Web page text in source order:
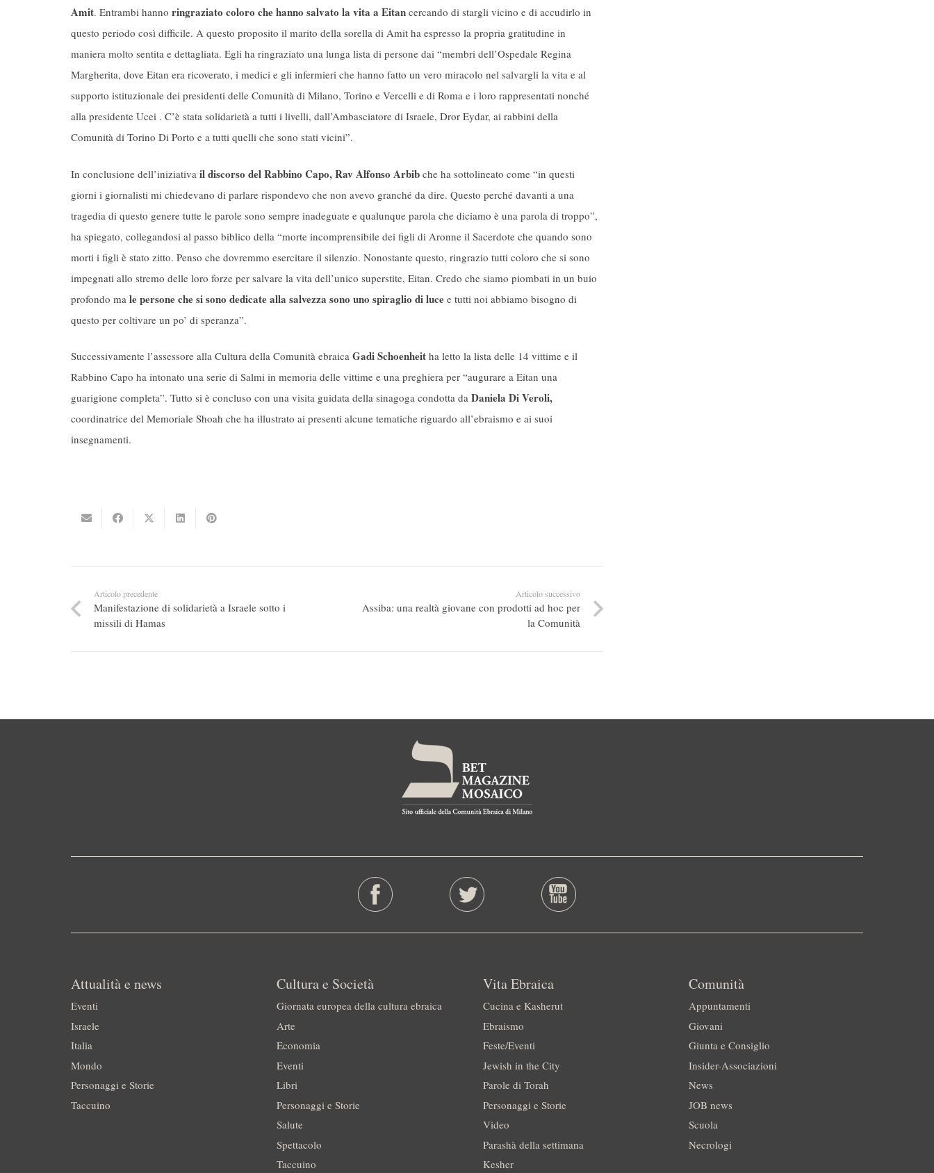
Amit. Entrambi hanno ringraziato coloro che hanno salvato la vita a Eitan cercando di stargli vicino e di accudirlo in
questo periodo così difficile. A questo proposito il marito della sorella di Amit ha espresso la propria gratitudine in
maniera molto sentita e dettagliata. Egli ha ringraziato una lunga lista di persone dai “membri dell’Ospedale Regina
Margherita, dove Eitan era ricoverato, i medici e gli infermieri che hanno fatto un vero miracolo nel salvargli la vita e al
supporto istituzionale dei presidenti delle Comunità di Milano, Torino e Vercelli e di Roma e i loro rappresentati nonché
alla presidente Ucei . C’è stata solidarietà a tutti i livelli, dall’Ambasciatore di Israele, Dror Eydar, ai rabbini della
Comunità di Torino Di Porto e a tutti quelli che sono stati vicini”.
In conclusione dell’iniziativa il discorso del Rabbino Capo, Rav Alfonso Arbib che ha sottolineato come “in questi
giorni i giornalisti mi chiedevano di parlare rispondevo che non avevo granché da dire. Questo perché davanti a una
tragedia di questo genere tutte le parole sono sempre inadeguate e qualunque parola che diciamo è una parola di troppo”,
ha spiegato, collegandosi al passo biblico della “morte incomprensibile dei figli di Aronne il Sacerdote che quando sono
morti i figli è stato zitto. Penso che dovremmo esercitare il silenzio. Nonostante questo, ringrazio tutti coloro che si sono
impegnati allo stremo delle loro forze per salvare la vita dell’unico superstite, Eitan. Credo che siamo piombati in un buio
profondo ma le persone che si sono dedicate alla salvezza sono uno spiraglio di luce e tutti noi abbiamo bisogno di
questo per coltivare un po’ di speranza”.
Successivamente l’assessore alla Cultura della Comunità ebraica Gadi Schoenheit ha letto la lista delle 14 vittime e il
Rabbino Capo ha intonato una serie di Salmi in memoria delle vittime e una preghiera per “augurare a Eitan una
guarigione completa”. Tutto si è concluso con una visita guidata della sinagoga condotta da Daniela Di Veroli,
coordinatrice del Memoriale Shoah che ha illustrato ai presenti alcune tematiche riguardo all’ebraismo e ai suoi
insegnamenti.
Articolo precedente
Manifestazione di solidarietà a Israele sotto i
missili di Hamas
Articolo successivo
Assiba: una realtà giovane con prodotti ad hoc per
la Comunità
Attualità e news
Eventi
Israele
Italia
Mondo
Personaggi e Storie
Taccuino
Cultura e Società
Giornata europea della cultura ebraica
Arte
Economia
Eventi
Libri
Personaggi e Storie
Salute
Spettacolo
Taccuino
Vita Ebraica
Cucina e Kasherut
Ebraismo
Feste/Eventi
Jewish in the City
Parole di Torah
Personaggi e Storie
Video
Parashà della settimana
Kesher
Comunità
Appuntamenti
Giovani
Giunta e Consiglio
Insider-Associazioni
News
JOB news
Scuola
Necrologi